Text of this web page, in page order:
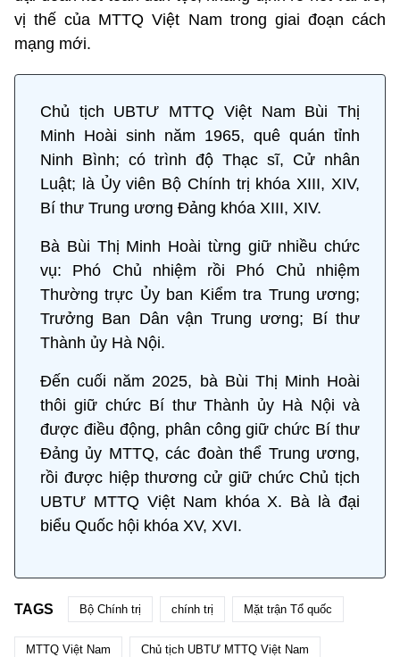
vị thế của MTTQ Việt Nam trong giai đoạn cách
mạng mới.
Chủ tịch UBTƯ MTTQ Việt Nam Bùi Thị
Minh Hoài sinh năm 1965, quê quán tỉnh
Ninh Bình; có trình độ Thạc sĩ, Cử nhân
Luật; là Ủy viên Bộ Chính trị khóa XIII, XIV,
Bí thư Trung ương Đảng khóa XIII, XIV.
Bà Bùi Thị Minh Hoài từng giữ nhiều chức
vụ: Phó Chủ nhiệm rồi Phó Chủ nhiệm
Thường trực Ủy ban Kiểm tra Trung ương;
Trưởng Ban Dân vận Trung ương; Bí thư
Thành ủy Hà Nội.
Đến cuối năm 2025, bà Bùi Thị Minh Hoài
thôi giữ chức Bí thư Thành ủy Hà Nội và
được điều động, phân công giữ chức Bí thư
Đảng ủy MTTQ, các đoàn thể Trung ương,
rồi được hiệp thương cử giữ chức Chủ tịch
UBTƯ MTTQ Việt Nam khóa X. Bà là đại
biểu Quốc hội khóa XV, XVI.
TAGS Bộ Chính trị chính trị Mặt trận Tổ quốc
MTTQ Việt Nam Chủ tịch UBTƯ MTTQ Việt Nam